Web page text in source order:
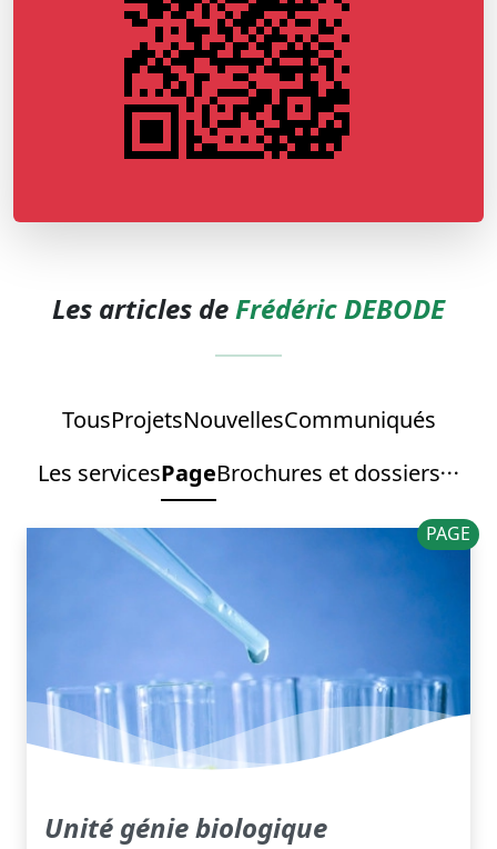
Les articles deFrédéric DEBODE
TousProjetsNouvellesCommuniqués
Les servicesPageBrochures et dossiers
PAGE
Unité génie biologique